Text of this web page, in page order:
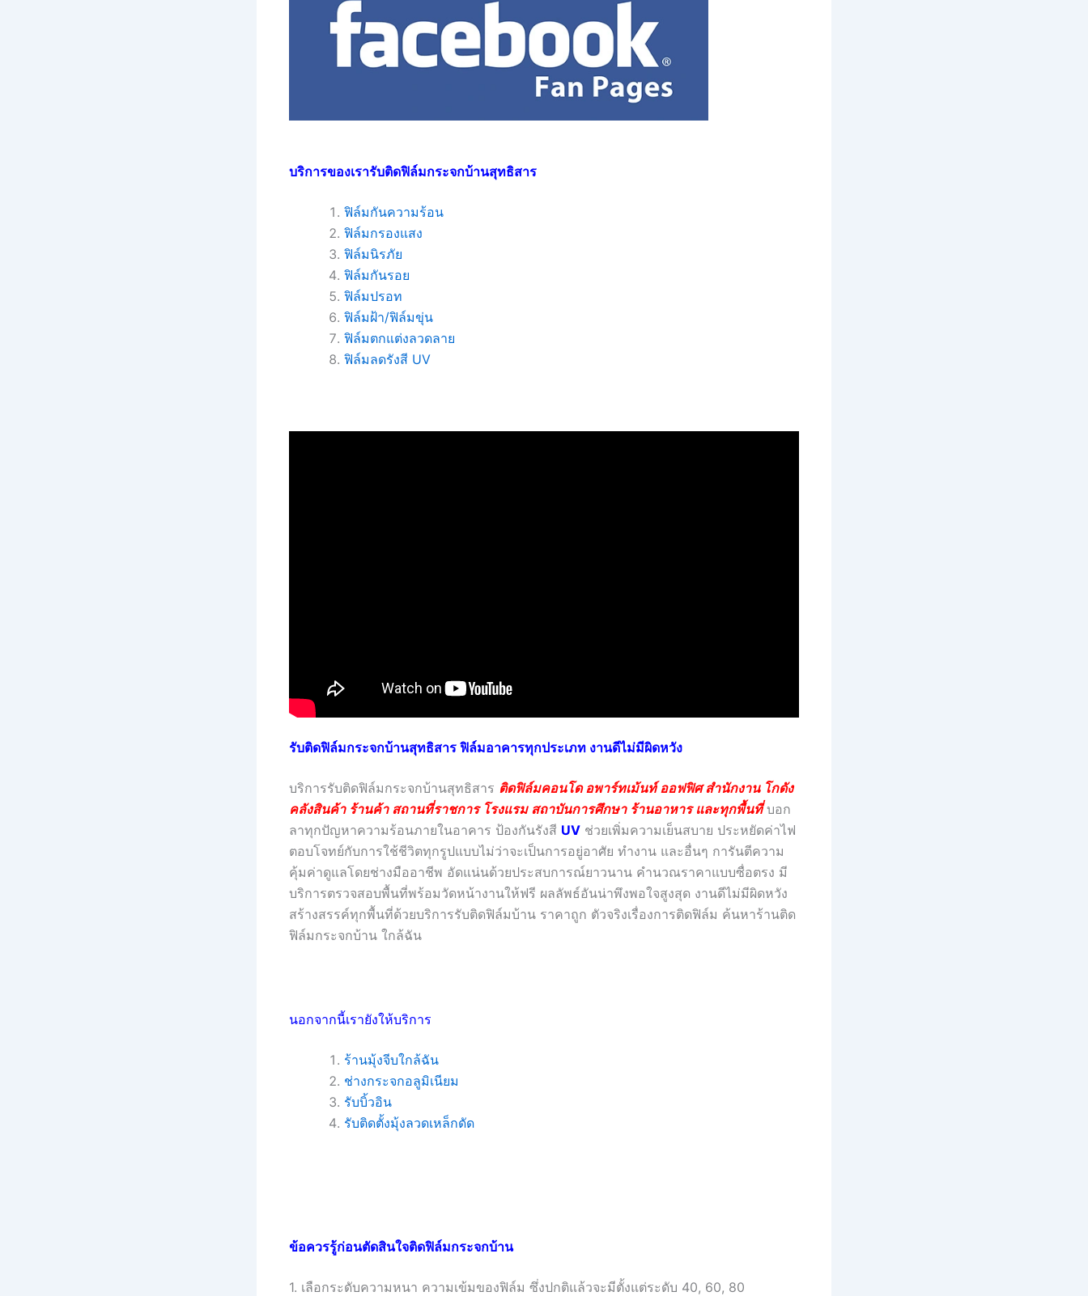
บริการของเรารับติดฟิล์มกระจกบ้านสุทธิสาร
ฟิล์มกันความร้อน
ฟิล์มกรองแสง
ฟิล์มนิรภัย
ฟิล์มกันรอย
ฟิล์มปรอท
ฟิล์มฝ้า/ฟิล์มขุ่น
ฟิล์มตกแต่งลวดลาย
ฟิล์มลดรังสี UV
รับติดฟิล์มกระจกบ้านสุทธิสาร ฟิล์มอาคารทุกประเภท งานดีไม่มีผิดหวัง
บริการรับติดฟิล์มกระจกบ้านสุทธิสาร ติดฟิล์มคอนโด อพาร์ทเม้นท์ ออฟฟิศ สำนักงาน โกดัง
คลังสินค้า ร้านค้า สถานที่ราชการ โรงแรม สถาบันการศึกษา ร้านอาหาร และทุกพื้นที่บอก
ลาทุกปัญหาความร้อนภายในอาคาร ป้องกันรังสี UV ช่วยเพิ่มความเย็นสบาย ประหยัดค่าไฟ
ตอบโจทย์กับการใช้ชีวิตทุกรูปแบบไม่ว่าจะเป็นการอยู่อาศัย ทำงาน และอื่นๆ การันตีความ
คุ้มค่าดูแลโดยช่างมืออาชีพ อัดแน่นด้วยประสบการณ์ยาวนาน คำนวณราคาแบบซื่อตรง มี
บริการตรวจสอบพื้นที่พร้อมวัดหน้างานให้ฟรี ผลลัพธ์อันน่าพึงพอใจสูงสุด งานดีไม่มีผิดหวัง
สร้างสรรค์ทุกพื้นที่ด้วยบริการรับติดฟิล์มบ้าน ราคาถูก ตัวจริงเรื่องการติดฟิล์ม ค้นหาร้านติด
ฟิล์มกระจกบ้าน ใกล้ฉัน
นอกจากนี้เรายังให้บริการ
ร้านมุ้งจีบใกล้ฉัน
ช่างกระจกอลูมิเนียม
รับบิ้วอิน
รับติดตั้งมุ้งลวดเหล็กดัด
ข้อควรรู้ก่อนตัดสินใจติดฟิล์มกระจกบ้าน
1. เลือกระดับความหนา ความเข้มของฟิล์ม ซึ่งปกติแล้วจะมีตั้งแต่ระดับ 40, 60, 80